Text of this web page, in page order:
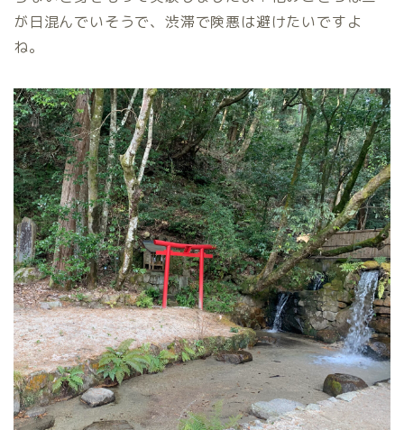
が日混んでいそうで、渋滞で険悪は避けたいですよ
ね。